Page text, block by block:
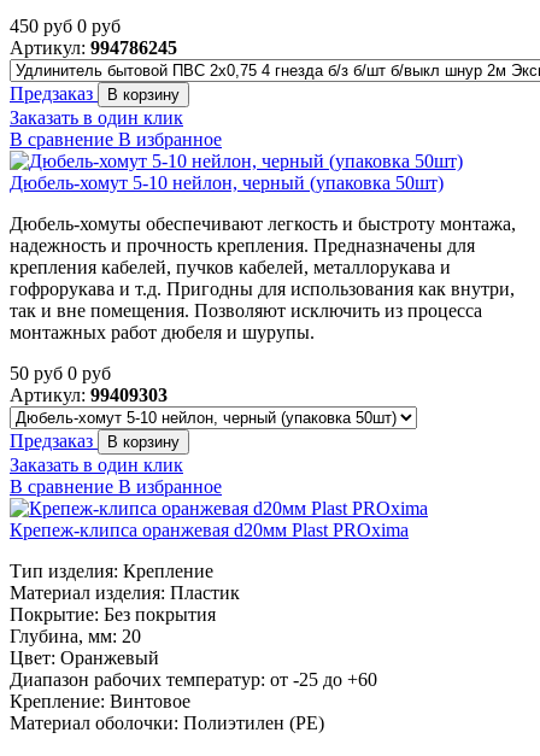
450 руб 0 руб
Артикул: 994786245
Предзаказ В корзину
Заказать в один клик
В сравнение В избранное
Дюбель-хомут 5-10 нейлон, черный (упаковка 50шт)
Дюбель-хомуты обеспечивают легкость и быстроту монтажа,
надежность и прочность крепления. Предназначены для
крепления кабелей, пучков кабелей, металлорукава и
гофрорукава и т.д. Пригодны для использования как внутри,
так и вне помещения. Позволяют исключить из процесса
монтажных работ дюбеля и шурупы.
50 руб 0 руб
Артикул: 99409303
Предзаказ В корзину
Заказать в один клик
В сравнение В избранное
Крепеж-клипса оранжевая d20мм Plast PROxima
Тип изделия: Крепление
Материал изделия: Пластик
Покрытие: Без покрытия
Глубина, мм: 20
Цвет: Оранжевый
Диапазон рабочих температур: от -25 до +60
Крепление: Винтовое
Материал оболочки: Полиэтилен (PE)